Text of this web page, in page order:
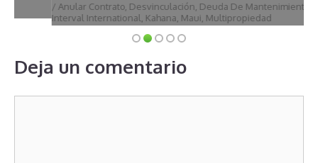
Anular Contrato ,Desvinculación,Deuda De Mantenimiento,Hawái,
Interval International,Kahana, Maui,Multipropiedad